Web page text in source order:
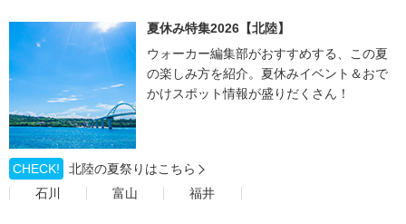
夏休み特集2026【北陸】
ウォーカー編集部がおすすめする、この夏
の楽しみ方を紹介。夏休みイベント＆おで
かけスポット情報が盛りだくさん！
CHECK!
北陸の夏祭りはこちら
石川
富山 福井